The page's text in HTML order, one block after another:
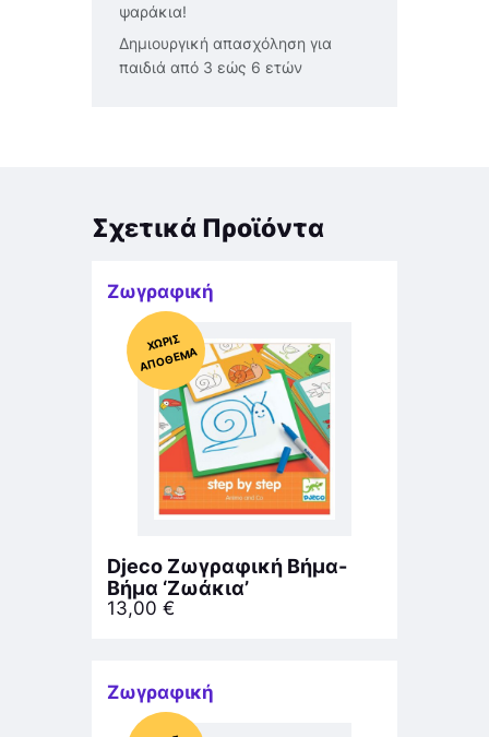
ψαράκια!
Δημιουργική απασχόληση για
παιδιά από 3 εώς 6 ετών
Σχετικά Προϊόντα
Ζωγραφική
Χ
ΩΡΊΣ
Α
Π
Ό
ΘΕ
ΜΑ
Djeco Ζωγραφική Βήμα-
Βήμα ‘Ζωάκια’
13,00 €
Ζωγραφική